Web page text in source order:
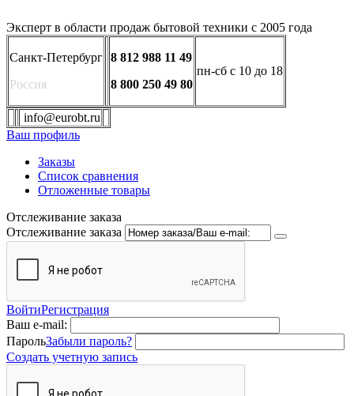
Эксперт в области продаж бытовой техники с 2005 года
Санкт-Петербург
Россия
8 812 988 11 49
8 800 250 49 80
пн-сб с 10 до 18
info@eurobt.ru
Ваш профиль
Заказы
Список сравнения
Отложенные товары
Отслеживание заказа
Отслеживание заказа
ВойтиРегистрация
Ваш e-mail:
ПарольЗабыли пароль?
Создать учетную запись